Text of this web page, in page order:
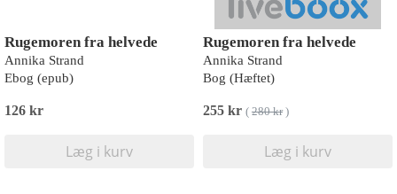
Rugemoren fra helvede
Annika Strand
Ebog (epub)
126 kr
Læg i kurv
Rugemoren fra helvede
Annika Strand
Bog (Hæftet)
255 kr ( 280 kr)
Læg i kurv